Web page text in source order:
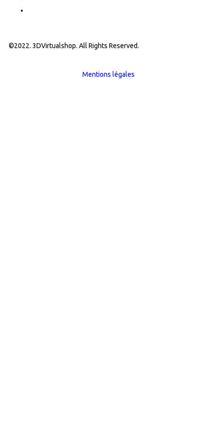
©2022. 3DVirtualshop. All Rights Reserved.
Mentions légales